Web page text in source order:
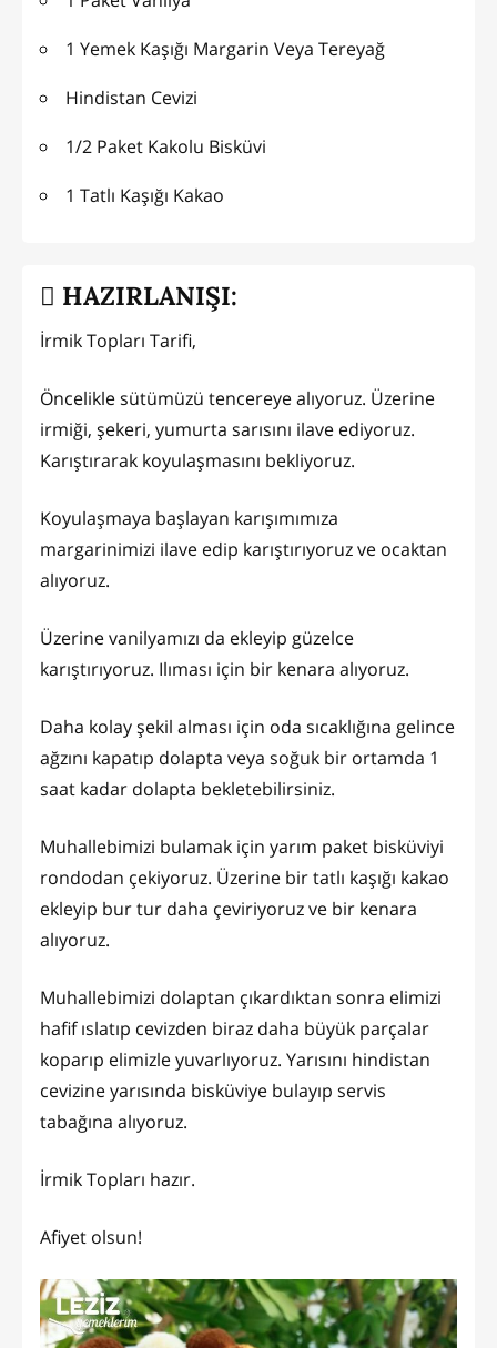
1 Yemek Kaşığı Margarin Veya Tereyağ
Hindistan Cevizi
1/2 Paket Kakolu Bisküvi
1 Tatlı Kaşığı Kakao
HAZIRLANIŞI:
İrmik Topları Tarifi,
Öncelikle sütümüzü tencereye alıyoruz. Üzerine
irmiği, şekeri, yumurta sarısını ilave ediyoruz.
Karıştırarak koyulaşmasını bekliyoruz.
Koyulaşmaya başlayan karışımımıza
margarinimizi ilave edip karıştırıyoruz ve ocaktan
alıyoruz.
Üzerine vanilyamızı da ekleyip güzelce
karıştırıyoruz. Ilıması için bir kenara alıyoruz.
Daha kolay şekil alması için oda sıcaklığına gelince
ağzını kapatıp dolapta veya soğuk bir ortamda 1
saat kadar dolapta bekletebilirsiniz.
Muhallebimizi bulamak için yarım paket bisküviyi
rondodan çekiyoruz. Üzerine bir tatlı kaşığı kakao
ekleyip bur tur daha çeviriyoruz ve bir kenara
alıyoruz.
Muhallebimizi dolaptan çıkardıktan sonra elimizi
hafif ıslatıp cevizden biraz daha büyük parçalar
koparıp elimizle yuvarlıyoruz. Yarısını hindistan
cevizine yarısında bisküviye bulayıp servis
tabağına alıyoruz.
İrmik Topları hazır.
Afiyet olsun!